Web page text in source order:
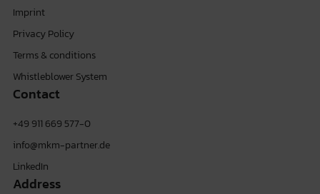
Imprint
Privacy Policy
Terms & conditions
Whistleblower System
Contact
+49 911 669 577-0
info@mkm-partner.de
LinkedIn
Address